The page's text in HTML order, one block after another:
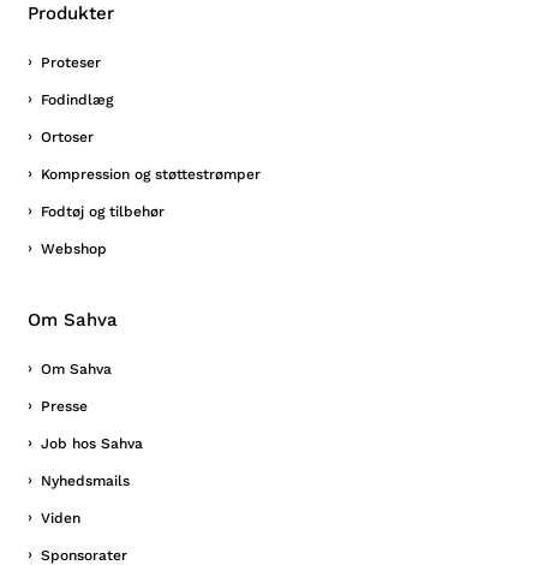
Produkter
Proteser
Fodindlæg
Ortoser
Kompression og støttestrømper
Fodtøj og tilbehør
Webshop
Om Sahva
Om Sahva
Presse
Job hos Sahva
Nyhedsmails
Viden
Sponsorater